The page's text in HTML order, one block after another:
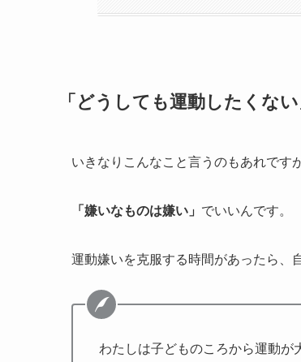
「どうしても運動したくな
いきなりこんなこと言うのもあれですが
「嫌いなものは嫌い」 でいいんです。
運動嫌いを克服する時間があったら、
わたしは子どものころから運動が